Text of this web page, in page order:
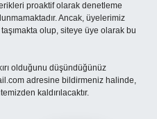
proaktif olarak denetleme
Ancak, üyelerimiz
olup, siteye üye olarak bu
olduğunu düşündüğünüz
adresine bildirmeniz halinde,
kaldırılacaktır.